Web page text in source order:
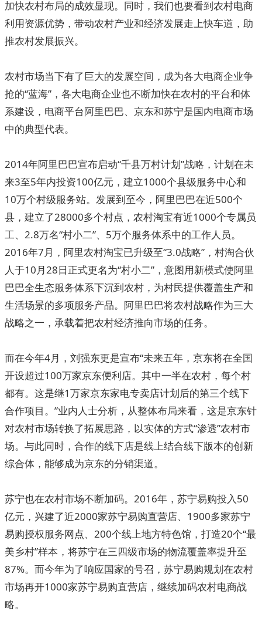
加快农村布局的成效显现。同时，我们也要看到农村电商
利用资源优势，带动农村产业和经济发展走上快车道，助
推农村发展振兴。
农村市场当下有了巨大的发展空间，成为各大电商企业争
抢的“蓝海”，各大电商企业也不断加快在农村的平台和体
系建设，电商平台阿里巴巴、京东和苏宁是国内电商市场
中的典型代表。
2014年阿里巴巴宣布启动“千县万村计划”战略，计划在未
来3至5年内投资100亿元，建立1000个县级服务中心和
10万个村级服务站。发展到至今，阿里巴巴在近500个
县，建立了28000多个村点，农村淘宝有近1000个专属员
工、2.8万名“村小二”、5万个服务体系中的工作人员。
2016年7月，阿里农村淘宝已升级至“3.0战略”，村淘合伙
人于10月28日正式更名为“村小二”，意图用新模式使阿里
巴巴全生态服务体系下沉到农村，为村民提供覆盖生产和
生活场景的多项服务产品。阿里巴巴将农村战略作为三大
战略之一，承载着把农村经济推向市场的任务。
而在今年4月，刘强东更是宣布“未来五年，京东将在全国
开设超过100万家京东便利店。其中一半在农村，每个村
都有。这是继1万家京东家电专卖店计划后的第三个线下
合作项目。”业内人士分析，从整体布局来看，这是京东针
对农村市场转换了拓展思路，以实体的方式“渗透”农村市
场。与此同时，合作的线下店是线上结合线下版本的创新
综合体，能够成为京东的分销渠道。
苏宁也在农村市场不断加码。2016年，苏宁易购投入50
亿元，兴建了近2000家苏宁易购直营店、1900多家苏宁
易购授权服务网点、200个线上地方特色馆，打造20个“最
美乡村”样本，将苏宁在三四级市场的物流覆盖率提升至
87%。而今年为了响应国家的号召，苏宁易购规划在农村
市场再开1000家苏宁易购直营店，继续加码农村电商战
略。